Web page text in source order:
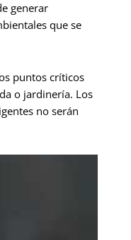
generar
que se
puntos críticos
o jardinería. Los
no serán